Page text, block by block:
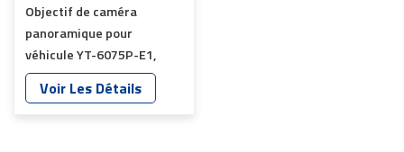
Objectif de caméra
panoramique pour
véhicule YT-6075P-E1,
capteur GC2053 étanche,
objectif 1/2,9", 200° TTL
Voir Les Détails